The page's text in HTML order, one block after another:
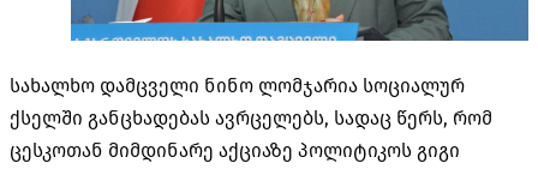
სახალხო დამცველი ნინო ლომჯარია სოციალურ
ქსელში განცხადებას ავრცელებს, სადაც წერს, რომ
ცესკოთან მიმდინარე აქციაზე პოლიტიკოს გიგი